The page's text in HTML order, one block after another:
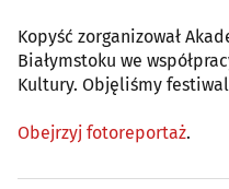
Kopyść zorganizował
Białymstoku we
Kultury. Objęliśmy
Obejrzyj fotoreportaż.